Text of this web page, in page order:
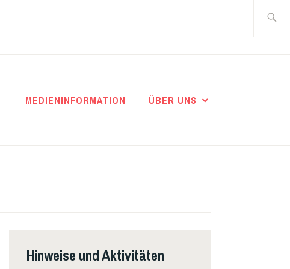
MEDIENINFORMATION ÜBER UNS
Hinweise und Aktivitäten